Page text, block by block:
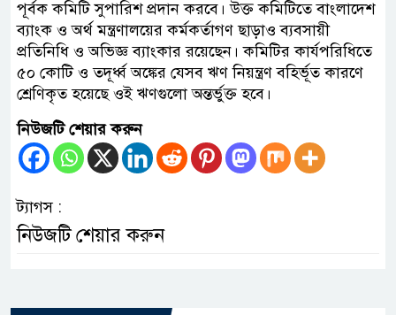
পূর্বক কমিটি সুপারিশ প্রদান করবে। উক্ত কমিটিতে বাংলাদেশ
ব্যাংক ও অর্থ মন্ত্রণালয়ের কর্মকর্তাগণ ছাড়াও ব্যবসায়ী
প্রতিনিধি ও অভিজ্ঞ ব্যাংকার রয়েছেন। কমিটির কার্যপরিধিতে
৫০ কোটি ও তদূর্ধ্ব অঙ্কের যেসব ঋণ নিয়ন্ত্রণ বহির্ভূত কারণে
শ্রেণিকৃত হয়েছে ওই ঋণগুলো অন্তর্ভুক্ত হবে।
নিউজটি শেয়ার করুন
ট্যাগস :
নিউজটি শেয়ার করুন